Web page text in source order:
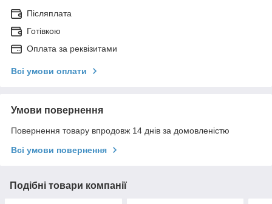
Післяплата
Готівкою
Оплата за реквізитами
Всі умови оплати
Умови повернення
Повернення товару впродовж 14 днів за домовленістю
Всі умови повернення
Подібні товари компанії